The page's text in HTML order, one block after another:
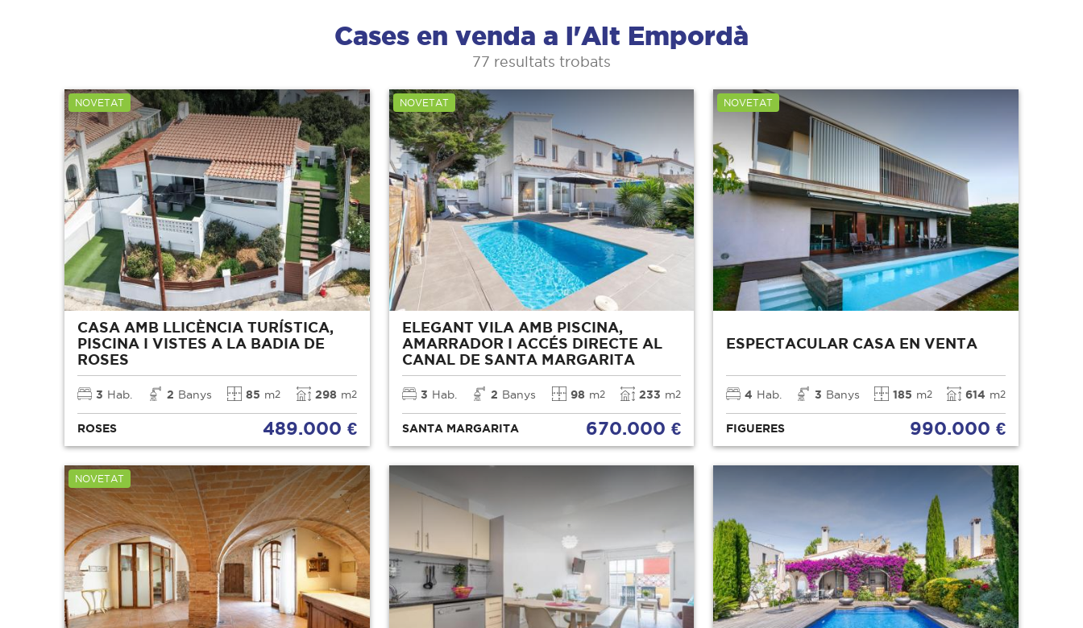
Cases en venda a l'Alt Empordà
77 resultats trobats
NOVETAT
CASA AMB LLICÈNCIA TURÍSTICA,
PISCINA I VISTES A LA BADIA DE
ROSES
3 Hab. 2 Banys 85 m2 298 m2
ROSES 489.000 €
NOVETAT
ELEGANT VILA AMB PISCINA,
AMARRADOR I ACCÉS DIRECTE AL
CANAL DE SANTA MARGARITA
3 Hab. 2 Banys 98 m2 233 m2
SANTA MARGARITA 670.000 €
NOVETAT
ESPECTACULAR CASA EN VENTA
4 Hab. 3 Banys 185 m2 614 m2
FIGUERES 990.000 €
NOVETAT